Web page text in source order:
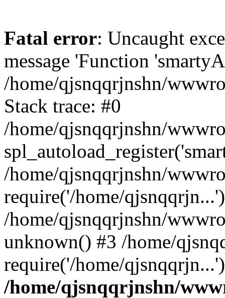
Fatal error: Uncaught
message 'Function
/home/qjsnqqrjnshn/
Stack trace: #0
/home/qjsnqqrjnshn/
/home/qjsnqqrjnshn/
require('/home/
/home/qjsnqqrjnshn/
unknown() #3 /home/
require('/home/
/home/qjsnqqrjnshn/